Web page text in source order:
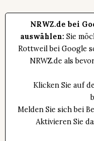
NRWZ.de bei
auswählen: Sie
Rottweil bei Google
NRWZ.de als
Klicken Sie auf
Melden Sie sich bei
Aktivieren Sie